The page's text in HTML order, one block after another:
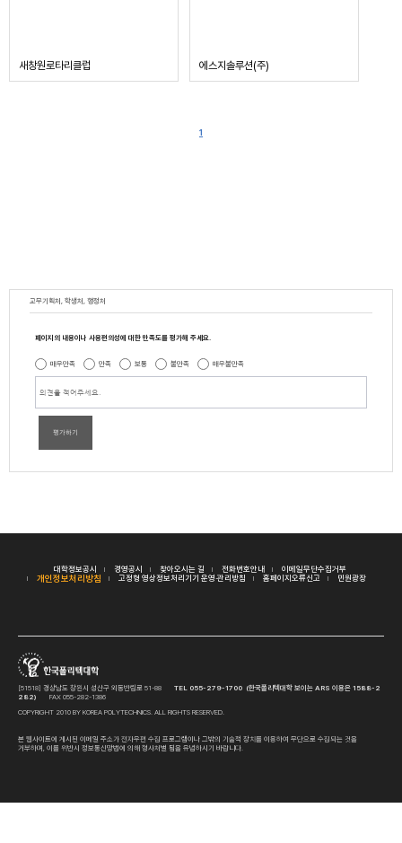
새창원로타리클럽 에스지솔루션(주)
1
교무기획처, 학생처, 행정처
페이지의 내용이나 사용편의성에 대한 만족도를 평가해 주세요.
매우만족 만족 보통 불만족 매우불만족
평가하기
대학정보공시 경영공시 찾아오시는 길 전화번호안내 이메일무단수집거부
개인정보처리방침 고정형 영상정보처리기기 운영·관리방침 홈페이지오류신고 민원광장
[51518] 경상남도 창원시 성산구 외동반림로 51-88 TEL 055-279-1700 (한국폴리텍대학 보이는 ARS 이용은 1588-2
282)
FAX 055-282-1386
COPYRIGHT 2010 BY KOREA POLYTECHNICS. ALL RIGHTS RESERVED.
본 웹사이트에 게시된 이메일 주소가 전자우편 수집 프로그램이나 그밖의 기술적 장치를 이용하여 무단으로 수집되는 것을
거부하며, 이를 위반시 정보통신망법에 의해 형사처벌 됨을 유념하시기 바랍니다.